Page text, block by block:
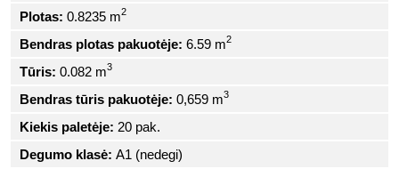
Plotas: 0.8235 m2
Bendras plotas pakuotėje: 6.59 m2
Tūris: 0.082 m3
Bendras tūris pakuotėje: 0,659 m3
Kiekis paletėje: 20 pak.
Degumo klasė: A1 (nedegi)